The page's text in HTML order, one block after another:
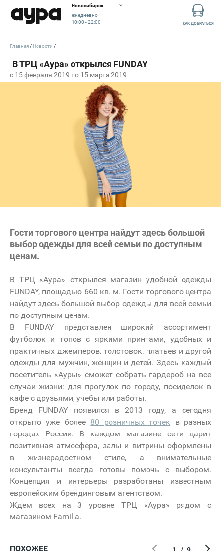
Новосибирск
ежедневно
10:00 - 22:00
КАК ДОБРАТЬСЯ
c 15 февраля 2019 по 15 марта 2019
Главная Новости
Гости торгового центра найдут здесь большой
выбор одежды для всей семьи по доступным
ценам.
В ТРЦ «Аура» открылся магазин удобной одежды
FUNDAY, площадью 660 кв. м. Гости торгового центра
найдут здесь большой выбор одежды для всей семьи
по доступным ценам.
В FUNDAY представлен широкий ассортимент
футболок и топов с яркими принтами, удобных и
практичных джемперов, толстовок, платьев и другой
одежды для мужчин, женщин и детей. Здесь каждый
посетитель «Ауры» сможет собрать гардероб на все
случаи жизни: для прогулок по городу, посиделок в
кафе с друзьями, учебы или работы.
Бренд FUNDAY появился в 2013 году, а сегодня
открыто уже более 80 розничных точек в разных
городах России. В каждом магазине сети царит
позитивная атмосфера, залы и витрины оформлены
в жизнерадостном стиле, а внимательные
консультанты всегда готовы помочь с выбором.
Концепция и интерьеры разработаны известным
европейским брендинговым агентством.
Ждем всех на 3 уровне ТРЦ «Аура» рядом с
магазином Familia.
ПОХОЖЕЕ